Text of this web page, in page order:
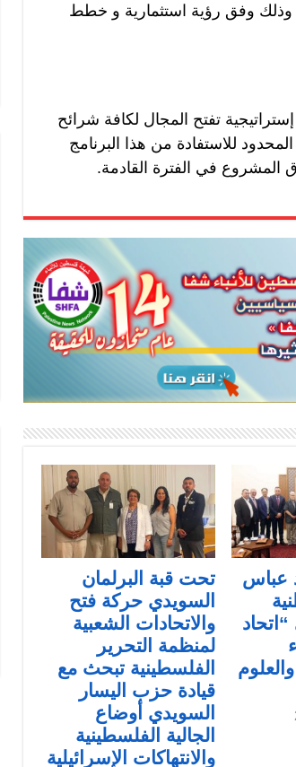
وذلك وفق رؤية استثمارية و خطط
تفتح المجال لكافة شرائح
للاستفادة من هذا البرنامج
المشروع في الفترة القادمة.
عباس
تحت قبة البرلمان
السويدي حركة فتح
والاتحادات الشعبية
لمنظمة التحرير
الفلسطينية تبحث مع
قيادة حزب اليسار
السويدي أوضاع
الجالية الفلسطينية
والانتهاكات الإسرائيلية